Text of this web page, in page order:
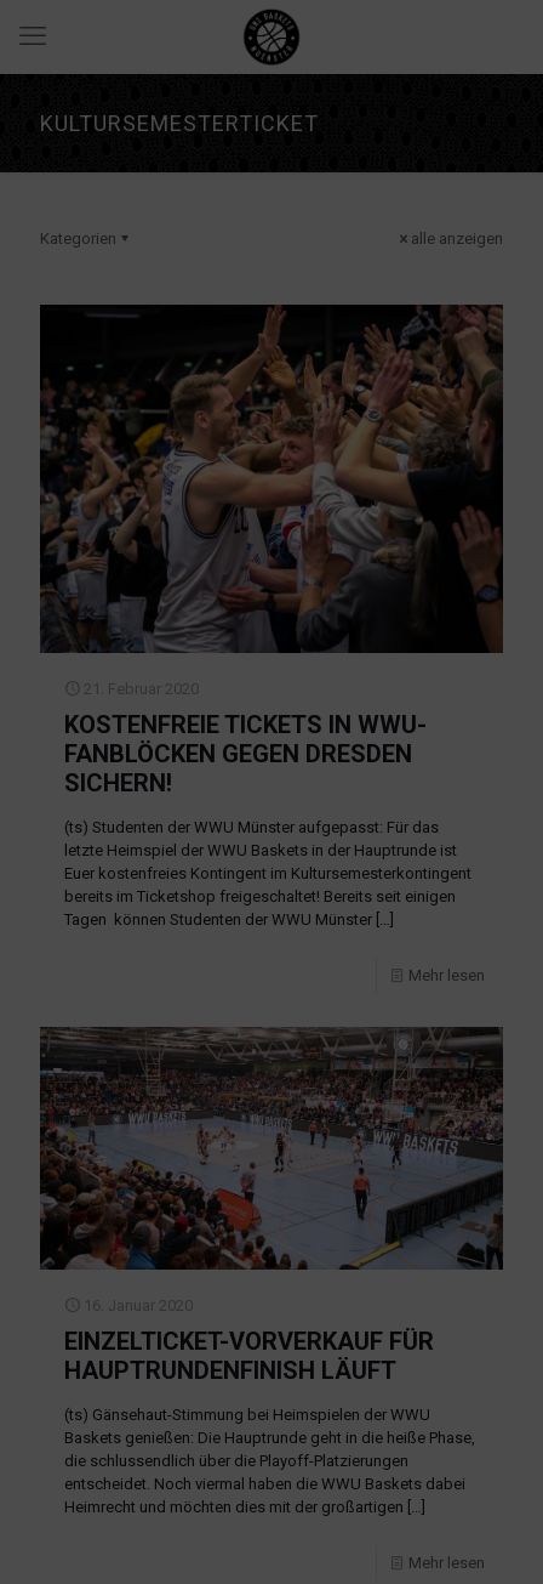
KULTURSEMESTERTICKET
Kategorien alle anzeigen
21. Februar 2020
KOSTENFREIE TICKETS IN WWU-
FANBLÖCKEN GEGEN DRESDEN
SICHERN!
(ts) Studenten der WWU Münster aufgepasst: Für das
letzte Heimspiel der WWU Baskets in der Hauptrunde ist
Euer kostenfreies Kontingent im Kultursemesterkontingent
bereits im Ticketshop freigeschaltet! Bereits seit einigen
Tagen können Studenten der WWU Münster […]
Mehr lesen
16. Januar 2020
EINZELTICKET-VORVERKAUF FÜR
HAUPTRUNDENFINISH LÄUFT
(ts) Gänsehaut-Stimmung bei Heimspielen der WWU
Baskets genießen: Die Hauptrunde geht in die heiße Phase,
die schlussendlich über die Playoff-Platzierungen
entscheidet. Noch viermal haben die WWU Baskets dabei
Heimrecht und möchten dies mit der großartigen […]
Mehr lesen